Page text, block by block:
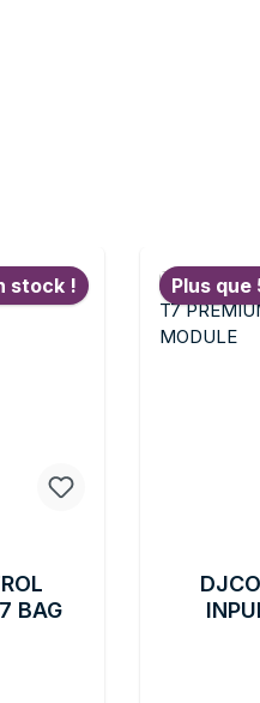
stock !
BAG
Plus que